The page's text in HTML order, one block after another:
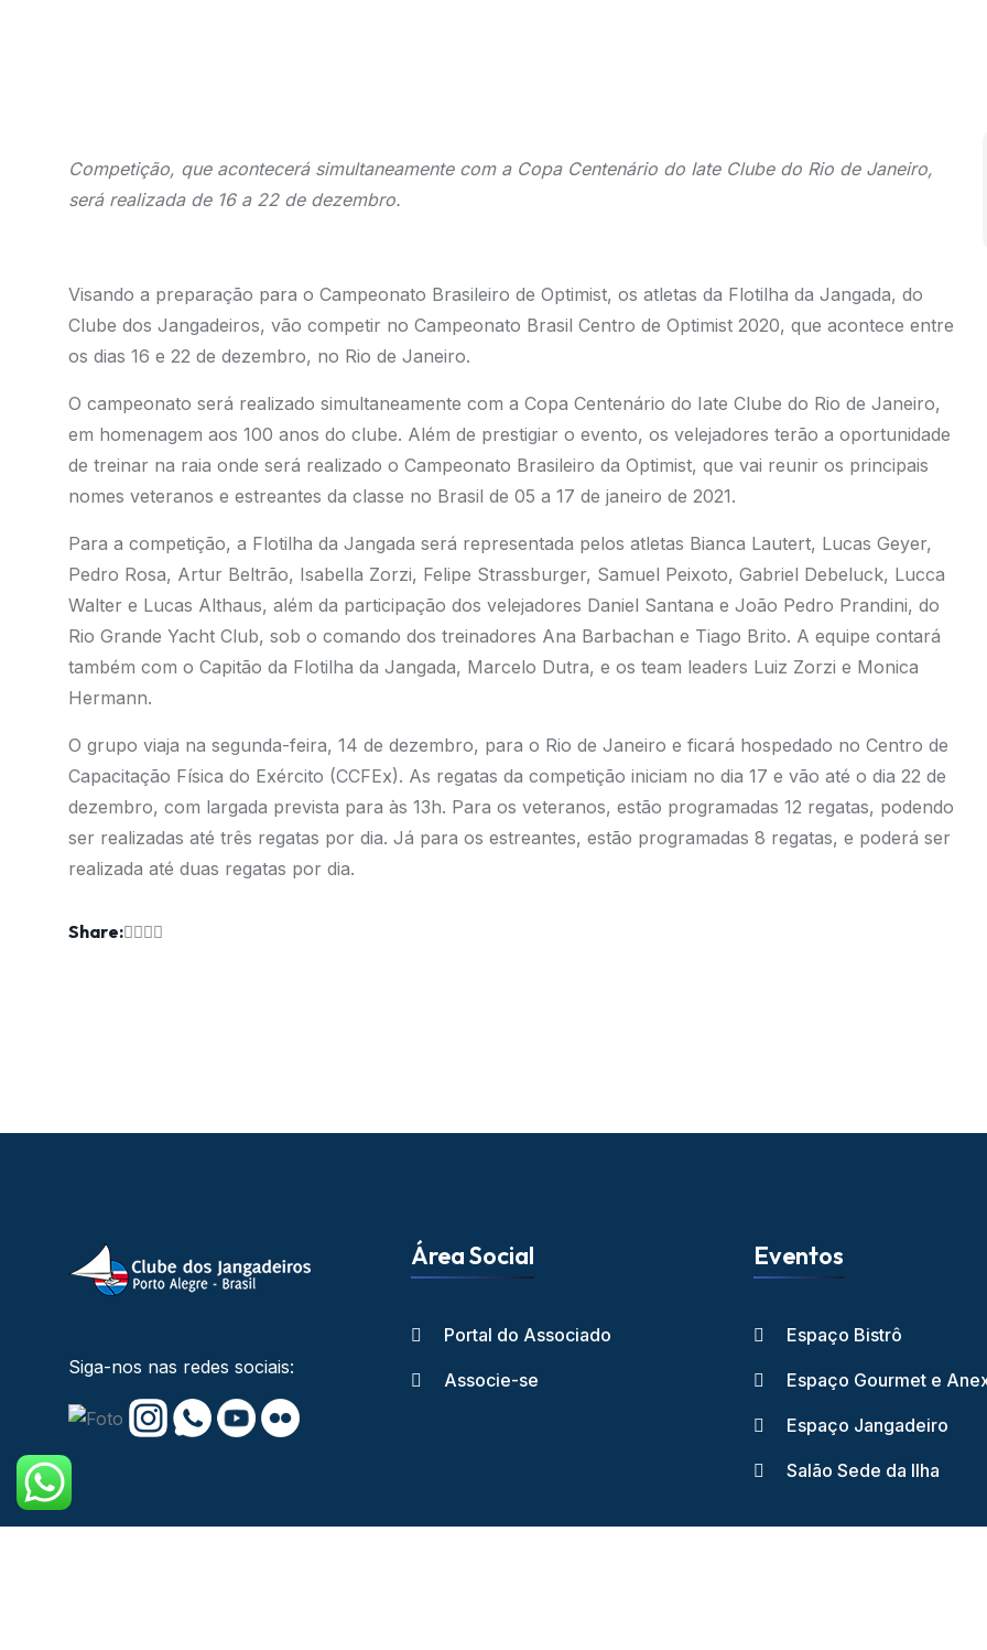
Competição, que acontecerá simultaneamente com a Copa Centenário do Iate Clube do Rio de Janeiro,
será realizada de 16 a 22 de dezembro.
Visando a preparação para o Campeonato Brasileiro de Optimist, os atletas da Flotilha da Jangada, do
Clube dos Jangadeiros, vão competir no Campeonato Brasil Centro de Optimist 2020, que acontece entre
os dias 16 e 22 de dezembro, no Rio de Janeiro.
O campeonato será realizado simultaneamente com a Copa Centenário do Iate Clube do Rio de Janeiro,
em homenagem aos 100 anos do clube. Além de prestigiar o evento, os velejadores terão a oportunidade
de treinar na raia onde será realizado o Campeonato Brasileiro da Optimist, que vai reunir os principais
nomes veteranos e estreantes da classe no Brasil de 05 a 17 de janeiro de 2021.
Para a competição, a Flotilha da Jangada será representada pelos atletas Bianca Lautert, Lucas Geyer,
Pedro Rosa, Artur Beltrão, Isabella Zorzi, Felipe Strassburger, Samuel Peixoto, Gabriel Debeluck, Lucca
Walter e Lucas Althaus, além da participação dos velejadores Daniel Santana e João Pedro Prandini, do
Rio Grande Yacht Club, sob o comando dos treinadores Ana Barbachan e Tiago Brito. A equipe contará
também com o Capitão da Flotilha da Jangada, Marcelo Dutra, e os team leaders Luiz Zorzi e Monica
Hermann.
O grupo viaja na segunda-feira, 14 de dezembro, para o Rio de Janeiro e ficará hospedado no Centro de
Capacitação Física do Exército (CCFEx). As regatas da competição iniciam no dia 17 e vão até o dia 22 de
dezembro, com largada prevista para às 13h. Para os veteranos, estão programadas 12 regatas, podendo
ser realizadas até três regatas por dia. Já para os estreantes, estão programadas 8 regatas, e poderá ser
realizada até duas regatas por dia.
Share:
Siga-nos nas redes sociais:
Área Social
Portal do Associado
Associe-se
Eventos
Espaço Bistrô
Espaço Gourmet e
Espaço Jangadeiro
Salão Sede da Ilha